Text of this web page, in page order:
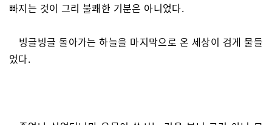
빠지는 것이 그리 불쾌한 기분은 아니었다.
빙글빙글 돌아가는 하늘을 마지막으로 온 세상이 검게 물들
었다.